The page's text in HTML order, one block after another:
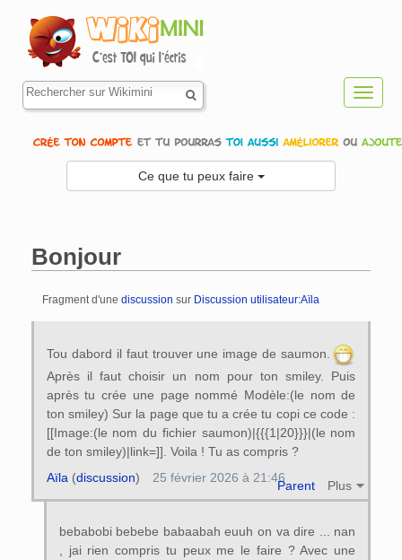
Ce que tu peux faire
Bonjour
Fragment d'une discussion sur Discussion utilisateur:Aïla
Tou dabord il faut trouver une image de saumon.
Après il faut choisir un nom pour ton smiley. Puis
après tu crée une page nommé Modèle:(le nom de
ton smiley) Sur la page que tu a crée tu copi ce code :
[[Image:(le nom du fichier saumon)|{{{1|20}}}|(le nom
de ton smiley)|link=]]. Voila ! Tu as compris ?
Parent Plus
Aïla (discussion) 25 février 2026 à 21:46
bebabobi bebebe babaabah euuh on va dire ... nan
, jai rien compris tu peux me le faire ? Avec une